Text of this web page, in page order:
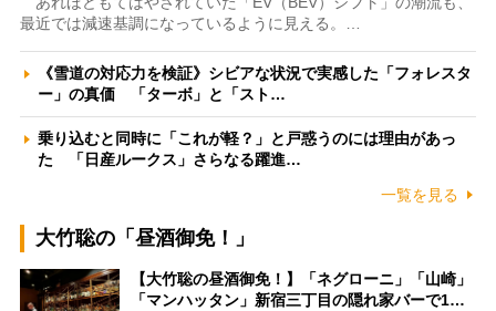
最近では減速基調になっているように見える。…
《雪道の対応力を検証》シビアな状況で実感した「フォレスタ
ー」の真価 「ターボ」と「スト…
乗り込むと同時に「これが軽？」と戸惑うのには理由があっ
た 「日産ルークス」さらなる躍進…
一覧を見る
大竹聡の「昼酒御免！」
【大竹聡の昼酒御免！】「ネグローニ」「山崎」
「マンハッタン」新宿三丁目の隠れ家バーで1…